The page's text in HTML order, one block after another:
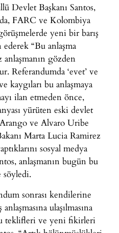
Devlet Başkanı Santos,
FARC ve Kolombiya
yeni bir barış
ederek “Bu anlaşma
anlaşmanın gözden
Referandumda ‘evet’ ve
kaygıları bu anlaşmaya
ilan etmeden önce,
yürüten eski devlet
Arango ve Alvaro Uribe
Marta Lucia Ramirez
sosyal medya
anlaşmanın bugün bu
sonrası kendilerine
ulaşılmasına
teklifleri ve yeni fikirleri